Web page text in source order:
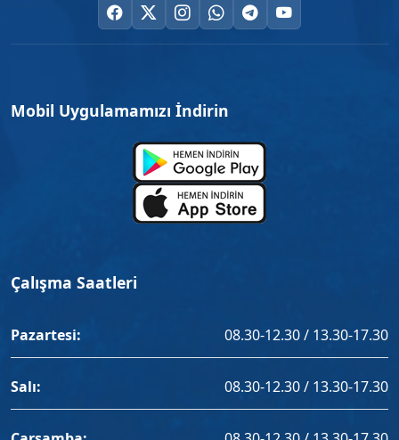
Mobil Uygulamamızı İndirin
Çalışma Saatleri
Pazartesi: 08.30-12.30 / 13.30-17.30
Salı: 08.30-12.30 / 13.30-17.30